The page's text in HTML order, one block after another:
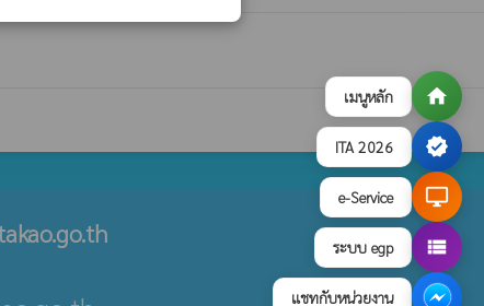
เมนูหลัก home
ITA 2026 verified
e-Service desktop_windows
ระบบ egp view_list
แชทกับหน่วยงาน